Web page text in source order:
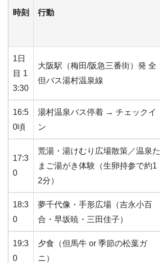
時刻 行動
1日
目 1
3:30
大阪駅（梅田/阪急三番街）発 全
但バス湯村温泉線
16:5
0頃
湯村温泉バス停着 → チェックイ
ン
17:3
0
荒湯・湯けむり広場散策／温泉た
まご湯がき体験（生卵持参で約1
2分）
18:3
0
夢千代像・手形広場（吉永小百
合・早坂暁・三田佳子）
19:3
0
夕食（但馬牛 or 季節の松葉ガ
ニ）